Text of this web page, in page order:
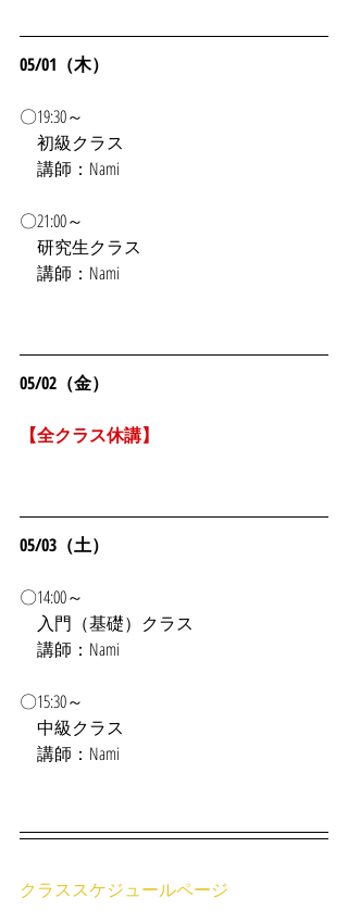
05/01（木）
〇19:30～
初級クラス
講師：Nami
〇21:00～
研究生クラス
講師：Nami
05/02（金）
【全クラス休講】
05/03（土）
〇14:00～
入門（基礎）クラス
講師：Nami
〇15:30～
中級クラス
講師：Nami
クラススケジュールページ